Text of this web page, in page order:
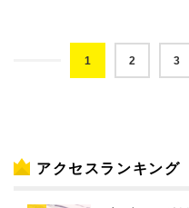
1 2 3
アクセスランキング